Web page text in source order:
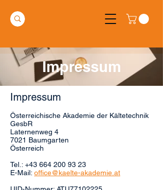
Impressum
Impressum
Österreichische Akademie der Kältetechnik
GesbR
Laternenweg 4
7021 Baumgarten
Österreich
Tel.: +43 664 200 93 23
E-Mail: office@kaelte-akademie.at